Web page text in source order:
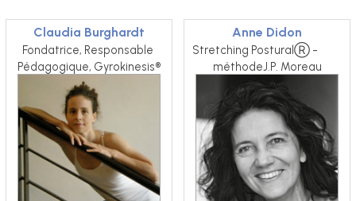
Claudia Burghardt
Fondatrice, Responsable
Pédagogique, Gyrokinesis®️
Anne Didon
Stretching PosturalⓇ -
méthodeJ.P. Moreau